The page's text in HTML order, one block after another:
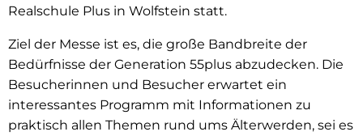
Realschule Plus in Wolfstein statt.
Ziel der Messe ist es, die große Bandbreite der
Bedürfnisse der Generation 55plus abzudecken. Die
Besucherinnen und Besucher erwartet ein
interessantes Programm mit Informationen zu
praktisch allen Themen rund ums Älterwerden, sei es